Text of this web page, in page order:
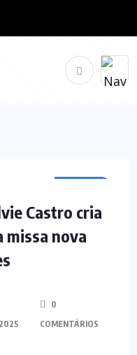
Castro cria
missa nova
0
COMENTÁRIOS